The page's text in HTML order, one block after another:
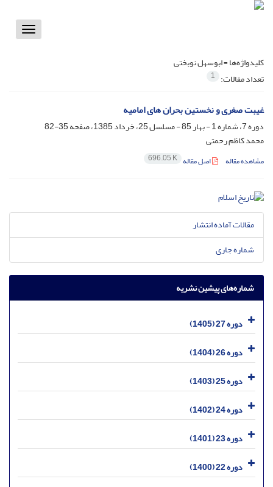
Toggle
کلیدواژه‌ها =ابوسهل نوبختی
تعداد مقالات: 1
غیبت صغری و نخستین بحران های امامیه
دوره 7، شماره 1 - بهار 85 - مسلسل 25، خرداد 1385، صفحه
35-82
محمد کاظم رحمتی
مشاهده مقاله اصل مقاله 696.05 K
مقالات آماده انتشار
شماره جاری
شماره‌های پیشین نشریه
دوره 27 (1405)
دوره 26 (1404)
دوره 25 (1403)
دوره 24 (1402)
دوره 23 (1401)
دوره 22 (1400)